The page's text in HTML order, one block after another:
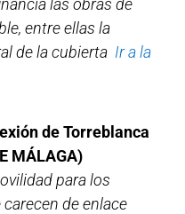
entre ellas la
de la cubierta Ir a la
de Torreblanca
MÁLAGA)
para los
de enlace